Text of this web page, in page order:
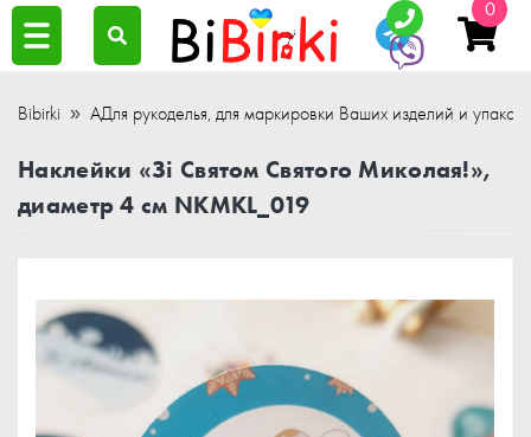
0
Bibirki АДля рукоделья, для маркировки Ваших изделий и
Наклейки «Зі Святом Святого Миколая!»,
диаметр 4 см NKMKL_019